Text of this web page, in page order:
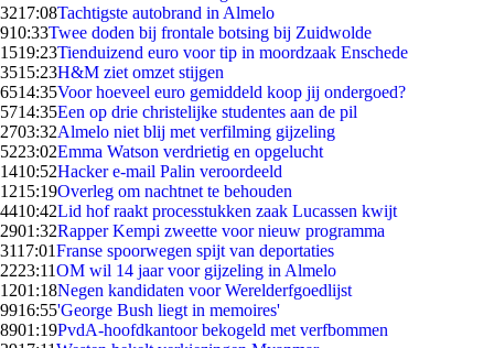
3217:08Tachtigste autobrand in Almelo
910:33Twee doden bij frontale botsing bij Zuidwolde
1519:23Tienduizend euro voor tip in moordzaak Enschede
3515:23H&M ziet omzet stijgen
6514:35Voor hoeveel euro gemiddeld koop jij ondergoed?
5714:35Een op drie christelijke studentes aan de pil
2703:32Almelo niet blij met verfilming gijzeling
5223:02Emma Watson verdrietig en opgelucht
1410:52Hacker e-mail Palin veroordeeld
1215:19Overleg om nachtnet te behouden
4410:42Lid hof raakt processtukken zaak Lucassen kwijt
2901:32Rapper Kempi zweette voor nieuw programma
3117:01Franse spoorwegen spijt van deportaties
2223:11OM wil 14 jaar voor gijzeling in Almelo
1201:18Negen kandidaten voor Werelderfgoedlijst
9916:55'George Bush liegt in memoires'
8901:19PvdA-hoofdkantoor bekogeld met verfbommen